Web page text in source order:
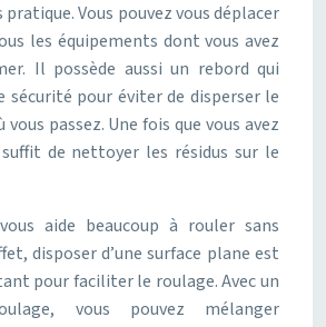
Vous pouvez vous déplacer
les équipements dont vous avez
Il possède aussi un rebord qui
sécurité pour éviter de disperser le
passez. Une fois que vous avez
de nettoyer les résidus sur le
aide beaucoup à rouler sans
disposer d’une surface plane est
pour faciliter le roulage. Avec un
vous pouvez mélanger